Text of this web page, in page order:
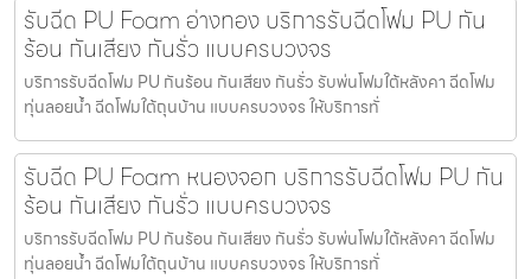
รับฉีด PU Foam อ่างทอง บริการรับฉีดโฟม PU กัน
ร้อน กันเสียง กันรั่ว แบบครบวงจร
บริการรับฉีดโฟม PU กันร้อน กันเสียง กันรั่ว รับพ่นโฟมใต้หลังคา ฉีดโฟม
ทุ่นลอยน้ำ ฉีดโฟมใต้ถุนบ้าน แบบครบวงจร ให้บริการทั่
รับฉีด PU Foam หนองจอก บริการรับฉีดโฟม PU กัน
ร้อน กันเสียง กันรั่ว แบบครบวงจร
บริการรับฉีดโฟม PU กันร้อน กันเสียง กันรั่ว รับพ่นโฟมใต้หลังคา ฉีดโฟม
ทุ่นลอยน้ำ ฉีดโฟมใต้ถุนบ้าน แบบครบวงจร ให้บริการทั่